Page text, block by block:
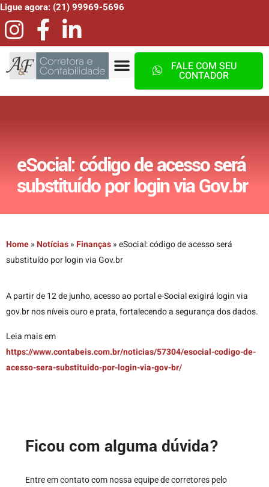
Ligue agora: (21) 99969-5696
FALE COM SEU
CONTADOR
eSocial: código de acesso será
substituído por login via Gov.br
Home»Notícias»Finanças»eSocial: código de acesso será
substituído por login via Gov.br
A partir de 12 de junho, acesso ao portal e-Social exigirá login via
gov.br nos níveis ouro e prata, fortalecendo a segurança dos dados.
Leia mais em
https://www.contabeis.com.br/noticias/57304/esocial-codigo-de-
acesso-sera-substituido-por-login-via-gov-br/
Ficou com alguma dúvida?
Entre em contato com nossa equipe de corretores pelo